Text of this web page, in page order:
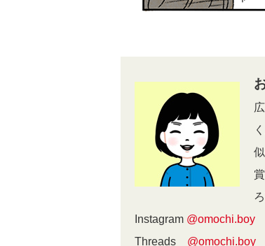
Instagram @omochi.boy
Threads @omochi.boy